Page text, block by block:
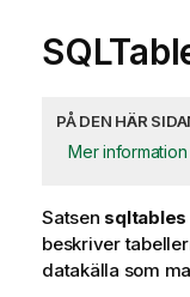
PÅ DEN HÄR
Mer information
Satsen sqltables
beskriver
datakälla som